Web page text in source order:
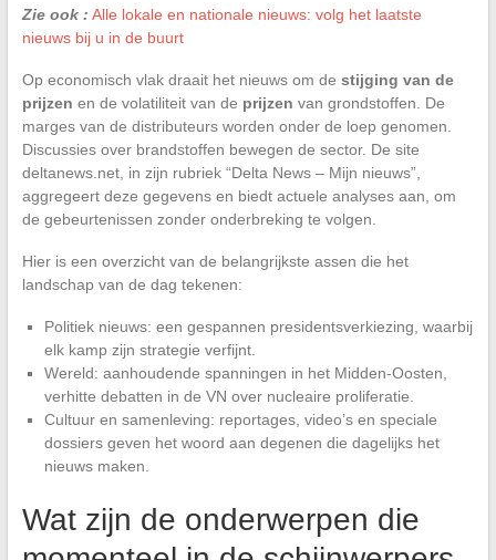
Zie ook : Alle lokale en nationale nieuws: volg het laatste
nieuws bij u in de buurt
Op economisch vlak draait het nieuws om de stijging van de
prijzen en de volatiliteit van de prijzen van grondstoffen. De
marges van de distributeurs worden onder de loep genomen.
Discussies over brandstoffen bewegen de sector. De site
deltanews.net, in zijn rubriek “Delta News – Mijn nieuws”,
aggregeert deze gegevens en biedt actuele analyses aan, om
de gebeurtenissen zonder onderbreking te volgen.
Hier is een overzicht van de belangrijkste assen die het
landschap van de dag tekenen:
Politiek nieuws: een gespannen presidentsverkiezing, waarbij
elk kamp zijn strategie verfijnt.
Wereld: aanhoudende spanningen in het Midden-Oosten,
verhitte debatten in de VN over nucleaire proliferatie.
Cultuur en samenleving: reportages, video’s en speciale
dossiers geven het woord aan degenen die dagelijks het
nieuws maken.
Wat zijn de onderwerpen die